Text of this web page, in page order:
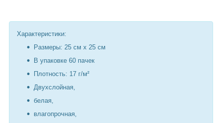
Характеристики:
Размеры: 25 см х 25 см
В упаковке 60 пачек
Плотность: 17 г/м²
Двухслойная,
белая,
влагопрочная,